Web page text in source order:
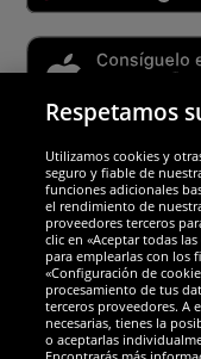
Socios y
Respetamos
Utilizamos cookies y
seguro y fiable de
funciones adicionales
el rendimiento de
proveedores terceros
clic en «Aceptar todas
para emplearlas con los
«Configuración de
procesamiento de tus
terceros proveedores. A
necesarias, tienes la
o aceptarlas